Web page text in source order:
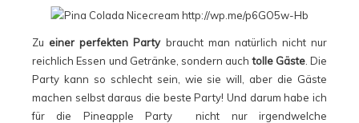
Zu einer perfekten Partybraucht man natürlich nicht nur
reichlich Essen und Getränke, sondern auchtolle Gäste. Die
Party kann so schlecht sein, wie sie will, aber die Gäste
machen selbst daraus die beste Party! Und darum habe ich
für die Pineapple Party nicht nur irgendwelche